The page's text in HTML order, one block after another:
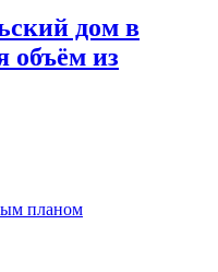
дом в
объём из
планом